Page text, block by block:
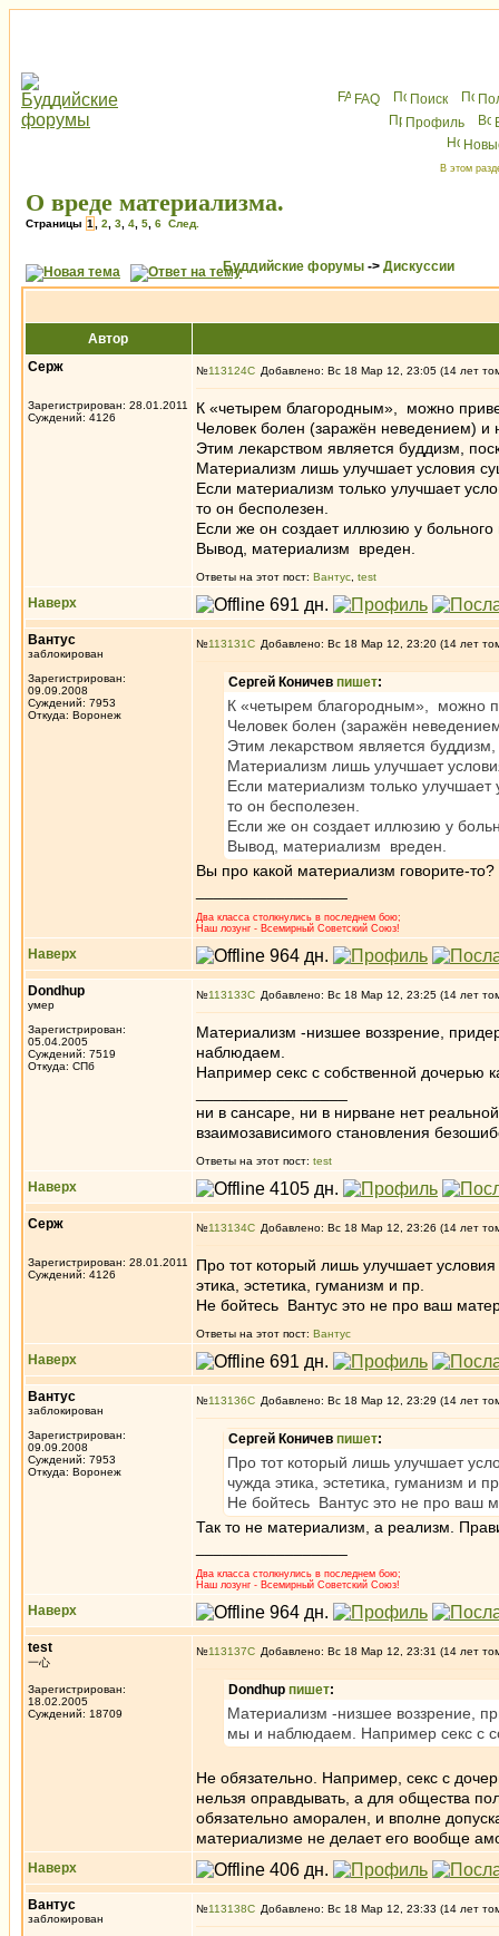
FAQ Поиск
Профиль
В этом
О вреде материализма.
Страницы 1 2 3 4 5 6 След.
Буддийские форумы -> Дискуссии
Автор
Серж
Зарегистрирован: 28.01.2011
Суждений: 4126
№113124 Добавлено: Вс 18 Мар 12, 23:05 (14 лет
К «четырем благородным», можно
Человек болен (заражён неведением) и
Этим лекарством является буддизм,
Материализм лишь улучшает условия
Если материализм только улучшает
то он бесполезен.
Если же он создает иллюзию у
Вывод, материализм вреден.
Ответы на этот пост: Вантус test
Наверх
Вантус
заблокирован
Зарегистрирован:
09.09.2008
Суждений: 7953
Откуда: Воронеж
№113131 Добавлено: Вс 18 Мар 12, 23:20 (14 лет
Сергей Коничев пишет:
К «четырем благородным», можно
Человек болен (заражён
Этим лекарством является
Материализм лишь улучшает
Если материализм только улучшает
то он бесполезен.
Если же он создает иллюзию у
Вывод, материализм вреден.
Вы про какой материализм говорите-то?
Два класса столкнулись в последнем бою;
Наш лозунг - Всемирный Советский Союз!
Наверх
Dondhup
умер
Зарегистрирован:
05.04.2005
Суждений: 7519
Откуда: СПб
№113133 Добавлено: Вс 18 Мар 12, 23:25 (14 лет
Материализм -низшее воззрение,
наблюдаем.
Например секс с собственной дочерью
ни в сансаре, ни в нирване нет
взаимозависимого становления
Ответы на этот пост: test
Наверх
Серж
Зарегистрирован: 28.01.2011
Суждений: 4126
№113134 Добавлено: Вс 18 Мар 12, 23:26 (14 лет
Про тот который лишь улучшает
этика, эстетика, гуманизм и пр.
Не бойтесь Вантус это не про ваш
Ответы на этот пост: Вантус
Наверх
Вантус
заблокирован
Зарегистрирован:
09.09.2008
Суждений: 7953
Откуда: Воронеж
№113136 Добавлено: Вс 18 Мар 12, 23:29 (14 лет
Сергей Коничев пишет:
Про тот который лишь улучшает
чужда этика, эстетика, гуманизм и
Не бойтесь Вантус это не про ваш
Так то не материализм, а реализм.
Два класса столкнулись в последнем бою;
Наш лозунг - Всемирный Советский Союз!
Наверх
test
一心
Зарегистрирован:
18.02.2005
Суждений: 18709
№113137 Добавлено: Вс 18 Мар 12, 23:31 (14 лет
Dondhup пишет:
Материализм -низшее воззрение,
мы и наблюдаем. Например секс с
Не обязательно. Например, секс с
нельзя оправдывать, а для общества
обязательно аморален, и вполне
материализме не делает его вообще
Наверх
Вантус
заблокирован
№113138 Добавлено: Вс 18 Мар 12, 23:33 (14 лет